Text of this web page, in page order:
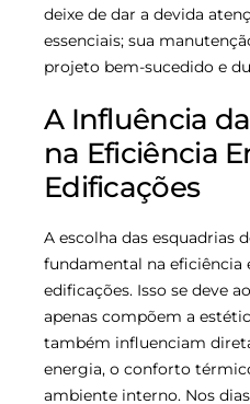
deixe de dar a devida
essenciais; sua
projeto bem-sucedido e
A Influência
na Eficiência
Edificações
A escolha das esquadrias
fundamental na eficiência
edificações. Isso se deve
apenas compõem a
também influenciam
energia, o conforto
ambiente interno. Nos